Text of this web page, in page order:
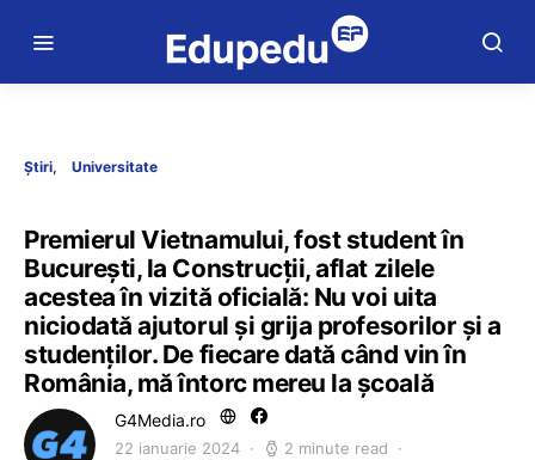
Știri Universitate
Premierul Vietnamului, fost student în
București, la Construcții, aflat zilele
acestea în vizită oficială: Nu voi uita
niciodată ajutorul și grija profesorilor și a
studenților. De fiecare dată când vin în
România, mă întorc mereu la școală
G4Media.ro
22 ianuarie 2024 2 minute read